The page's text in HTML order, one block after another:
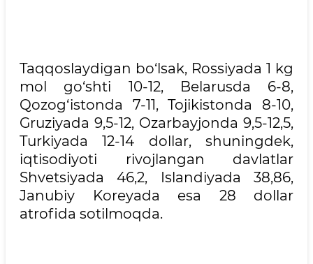
Taqqoslaydigan bo‘lsak, Rossiyada 1 kg
mol go‘shti 10-12, Belarusda 6-8,
Qozog‘istonda 7-11, Tojikistonda 8-10,
Gruziyada 9,5-12, Ozarbayjonda 9,5-12,5,
Turkiyada 12-14 dollar, shuningdek,
iqtisodiyoti rivojlangan davlatlar
Shvetsiyada 46,2, Islandiyada 38,86,
Janubiy Koreyada esa 28 dollar
atrofida sotilmoqda.